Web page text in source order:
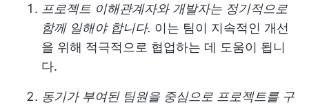
프로젝트 이해관계자와 개발자는 정기적으로
함께 일해야 합니다. 이는 팀이 지속적인 개선
을 위해 적극적으로 협업하는 데 도움이 됩니
다.
동기가 부여된 팀원을 중심으로 프로젝트를 구